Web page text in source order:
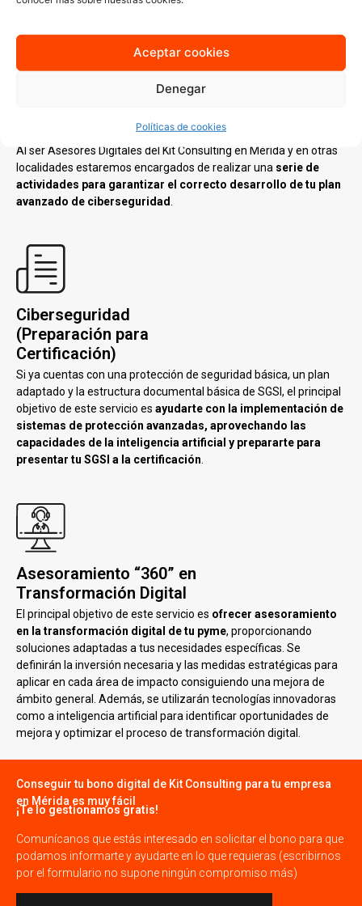
Aceptar cookies
Denegar
Políticas de cookies
Ciberseguridad
Podrás solicitar este Servicio de Asesoramiento si ya cuentas
con una protección de seguridad básica y un plan de
Al ser Asesores Digitales del Kit Consulting en Mérida y en otras
localidades estaremos encargados de realizar una serie de
actividades para garantizar el correcto desarrollo de tu plan
avanzado de ciberseguridad
Ciberseguridad
(Preparación para
Certificación)
Si ya cuentas con una protección de seguridad básica, un plan
adaptado y la estructura documental básica de SGSI, el principal
objetivo de este servicio es ayudarte con la implementación de
sistemas de protección avanzadas, aprovechando las
capacidades de la inteligencia artificial y prepararte para
presentar tu SGSI a la certificación
Asesoramiento “360” en
Transformación Digital
El principal objetivo de este servicio es ofrecer asesoramiento
en la transformación digital de tu pyme, proporcionando
soluciones adaptadas a tus necesidades específicas. Se
definirán la inversión necesaria y las medidas estratégicas para
aplicar en cada área de impacto consiguiendo una mejora de
ámbito general. Además, se utilizarán tecnologías innovadoras
como a inteligencia artificial para identificar oportunidades de
mejora y optimizar el proceso de transformación digital.
Conseguir tu bono digital de Kit Consulting para tu empresa
en Mérida es muy fácil
¡Te lo gestionamos gratis!
Comunícanos que estás interesado en solicitar el bono para que
podamos informarte y ayudarte en lo que requieras (escribirnos
por el formulario no supone ningún compromiso más)